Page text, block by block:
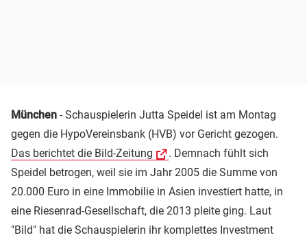
München - Schauspielerin Jutta Speidel ist am Montag
gegen die HypoVereinsbank (HVB) vor Gericht gezogen.
Das berichtet die Bild-Zeitung
. Demnach fühlt sich
Speidel betrogen, weil sie im Jahr 2005 die Summe von
20.000 Euro in eine Immobilie in Asien investiert hatte, in
eine Riesenrad-Gesellschaft, die 2013 pleite ging. Laut
"Bild" hat die Schauspielerin ihr komplettes Investment